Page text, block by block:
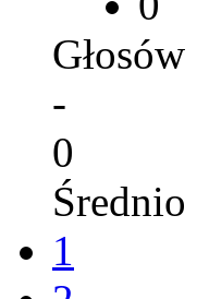
Głosów
-
0
Średnio
1